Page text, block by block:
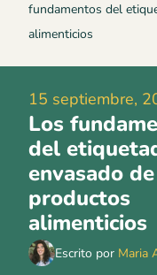
fundamentos del
alimenticios
15 septiembre,
Los
del
envasado de
productos
alimenticios
Escrito por Maria
Precios
Contrata a un
Recursos
Términos y
Política de privacidad